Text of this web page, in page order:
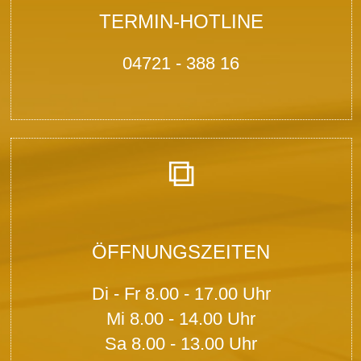
TERMIN-HOTLINE
04721 - 388 16
⧉
ÖFFNUNGSZEITEN
Di - Fr 8.00 - 17.00 Uhr
Mi 8.00 - 14.00 Uhr
Sa 8.00 - 13.00 Uhr